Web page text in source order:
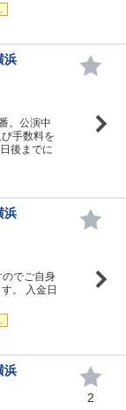
浜
。公演中
手数料を
後までに
浜
でご自身
。 入金日
浜
2